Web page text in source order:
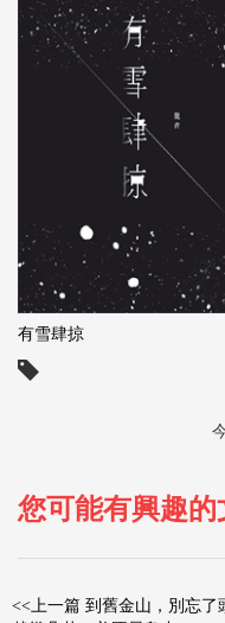
有雪肆掠
您可能有興趣的
<<上一篇 到舊金山，別忘了